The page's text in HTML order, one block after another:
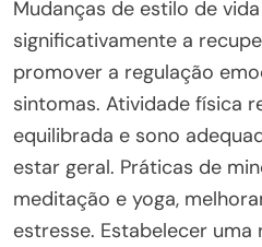
Mudanças de estilo de
significativamente a
promover a regulação
sintomas. Atividade física
equilibrada e sono
estar geral. Práticas de
meditação e yoga,
estresse. Estabelecer